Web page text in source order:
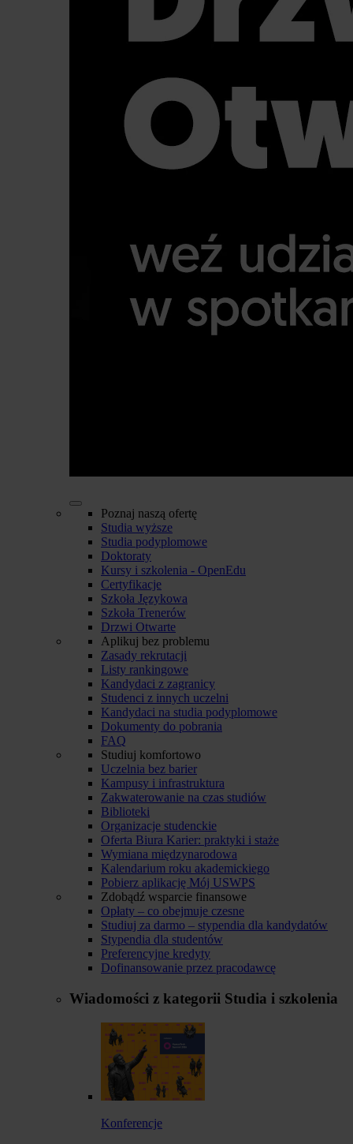
Poznaj naszą ofertę
Studia wyższe
Studia podyplomowe
Doktoraty
Kursy i szkolenia - OpenEdu
Certyfikacje
Szkoła Językowa
Szkoła Trenerów
Drzwi Otwarte
Aplikuj bez problemu
Zasady rekrutacji
Listy rankingowe
Kandydaci z zagranicy
Studenci z innych uczelni
Kandydaci na studia podyplomowe
Dokumenty do pobrania
FAQ
Studiuj komfortowo
Uczelnia bez barier
Kampusy i infrastruktura
Zakwaterowanie na czas studiów
Biblioteki
Organizacje studenckie
Oferta Biura Karier: praktyki i staże
Wymiana międzynarodowa
Kalendarium roku akademickiego
Pobierz aplikację Mój USWPS
Zdobądź wsparcie finansowe
Opłaty – co obejmuje czesne
Studiuj za darmo – stypendia dla kandydatów
Stypendia dla studentów
Preferencyjne kredyty
Dofinansowanie przez pracodawcę
Wiadomości z kategorii Studia i szkolenia
Konferencje